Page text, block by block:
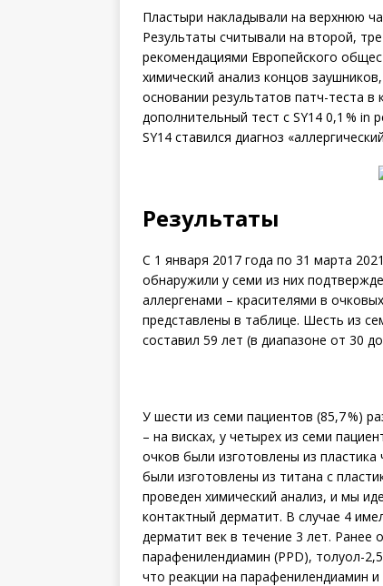
Пластыри накладывали на верхнюю
Результаты считывали на второй,
рекомендациями Европейского
химический анализ концов
основании результатов патч-теста
дополнительный тест с SY14 0,1 % in
SY14 ставился диагноз
Результаты
С 1 января 2017 года по 31 марта
обнаружили у семи из них
аллергенами – красителями в
представлены в таблице. Шесть из
составил 59 лет (в диапазоне от 30
У шести из семи пациентов (85,7 %)
– на висках, у четырех из семи
очков были изготовлены из
были изготовлены из титана с
проведен химический анализ, и мы
контактный дерматит. В случае 4
дерматит век в течение 3 лет. Ранее
парафенилендиамин (PPD), толуол-
что реакции на парафенилендиамин